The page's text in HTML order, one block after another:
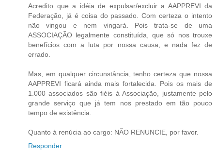
Acredito que a idéia de expulsar/excluir a AAPPREVI da
Federação, já é coisa do passado. Com certeza o intento
não vingou e nem vingará. Pois trata-se de uma
ASSOCIAÇÃO legalmente constituída, que só nos trouxe
benefícios com a luta por nossa causa, e nada fez de
errado.
Mas, em qualquer circunstância, tenho certeza que nossa
AAPPREVI ficará ainda mais fortalecida. Pois os mais de
1.000 associados são fiéis à Associação, justamente pelo
grande serviço que já tem nos prestado em tão pouco
tempo de existência.
Quanto à renúcia ao cargo: NÃO RENUNCIE, por favor.
Responder